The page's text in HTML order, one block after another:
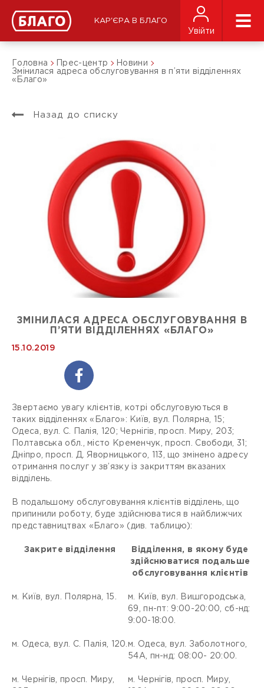
КАР'ЄРА В БЛАГО
Увійти
Головна Прес-центр
Новини
Змінилася адреса обслуговування в п’яти відділеннях
«Благо»
Назад до списку
ЗМІНИЛАСЯ АДРЕСА ОБСЛУГОВУВАННЯ В
П’ЯТИ ВІДДІЛЕННЯХ «БЛАГО»
15.10.2019
Звертаємо увагу клієнтів, котрі обслуговуються в
таких відділеннях «Благо»: Київ, вул. Полярна, 15;
Одеса, вул. С. Палія, 120; Чернігів, просп. Миру, 203;
Полтавська обл., місто Кременчук, просп. Свободи, 31;
Дніпро, просп. Д. Яворницького, 113, що змінено адресу
отримання послуг у зв’язку із закриттям вказаних
відділень.
В подальшому обслуговування клієнтів відділень, що
припинили роботу, буде здійснюватися в найближчих
представництвах «Благо» (див. таблицю):
Закрите відділення
Відділення, в якому буде
здійснюватися подальше
обслуговування клієнтів
м. Київ, вул. Полярна, 15.
м. Київ, вул. Вишгородська,
69, пн-пт: 9:00-20:00, сб-нд:
9:00-18:00.
м. Одеса, вул. С. Палія, 120. м. Одеса, вул. Заболотного,
54А, пн-нд: 08:00- 20:00.
м. Чернігів, просп. Миру,
м. Чернігів, просп. Миру,